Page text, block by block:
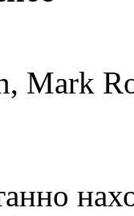
Mark